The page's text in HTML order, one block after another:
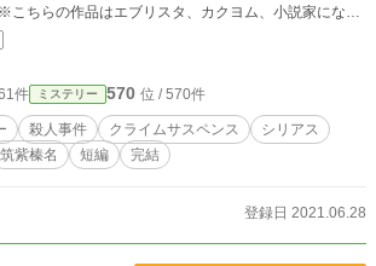
こちらの作品はエブリスタ、カクヨム、小説家になろ
小説サイトにも掲載予定です。
件 ミステリー 570 位 / 570件
殺人事件 クライムサスペンス
シリアス
筑紫榛名 短編 完結
登録日 2021.06.28